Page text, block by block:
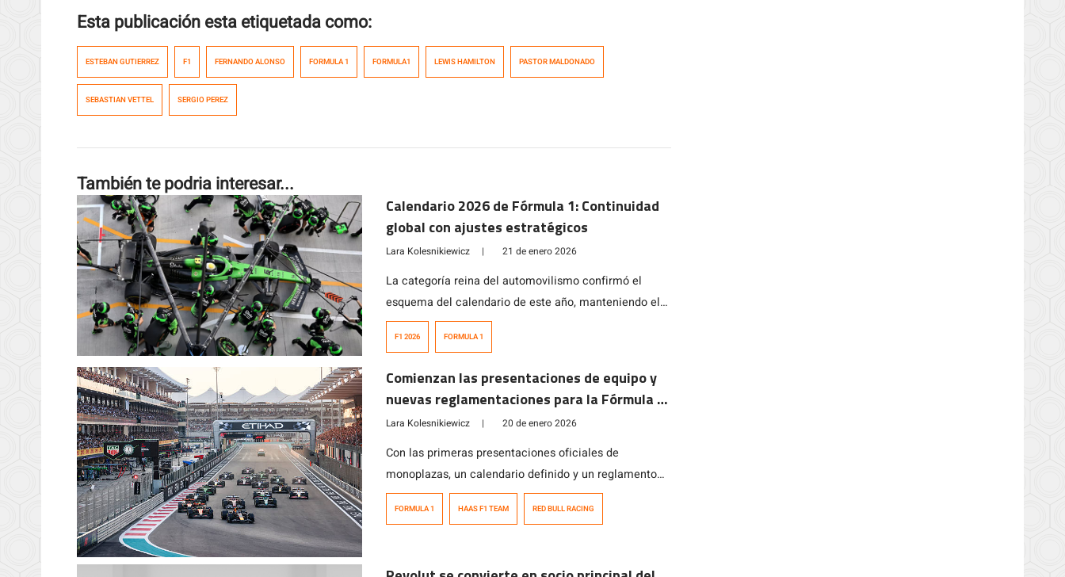
Esta publicación esta etiquetada como:
ESTEBAN GUTIERREZ F1 FERNANDO ALONSO FORMULA 1 FORMULA1 LEWIS HAMILTON PASTOR MALDONADO
SEBASTIAN VETTEL SERGIO PEREZ
También te podria interesar...
Calendario 2026 de Fórmula 1: Continuidad
global con ajustes estratégicos
Lara Kolesnikiewicz | 21 de enero 2026
La categoría reina del automovilismo confirmó el
esquema del calendario de este año, manteniendo el
alcance global del campeonato, pero introduciendo
F1 2026 FORMULA 1
Comienzan las presentaciones de equipo y
nuevas reglamentaciones para la Fórmula 1
2026
Lara Kolesnikiewicz | 20 de enero 2026
Con las primeras presentaciones oficiales de
monoplazas, un calendario definido y un reglamento
técnico que marcará un antes y un después, la
FORMULA 1 HAAS F1 TEAM RED BULL RACING